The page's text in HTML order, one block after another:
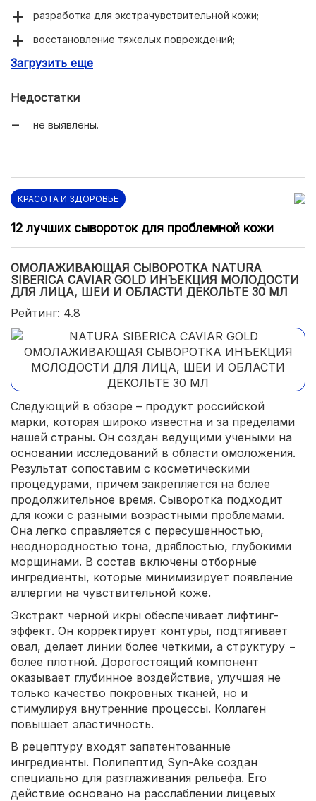
разработка для экстрачувствительной кожи;
восстановление тяжелых повреждений;
стимуляция процессов самоомоложения.
Загрузить еще
Недостатки
не выявлены.
КРАСОТА И ЗДОРОВЬЕ
12 лучших сывороток для проблемной кожи
ОМОЛАЖИВАЮЩАЯ СЫВОРОТКА NATURA
SIBERICA CAVIAR GOLD ИНЪЕКЦИЯ МОЛОДОСТИ
ДЛЯ ЛИЦА, ШЕИ И ОБЛАСТИ ДЕКОЛЬТЕ 30 МЛ
Рейтинг: 4.8
Следующий в обзоре – продукт российской
марки, которая широко известна и за пределами
нашей страны. Он создан ведущими учеными на
основании исследований в области омоложения.
Результат сопоставим с косметическими
процедурами, причем закрепляется на более
продолжительное время. Сыворотка подходит
для кожи с разными возрастными проблемами.
Она легко справляется с пересушенностью,
неоднородностью тона, дряблостью, глубокими
морщинами. В состав включены отборные
ингредиенты, которые минимизирует появление
аллергии на чувствительной коже.
Экстракт черной икры обеспечивает лифтинг-
эффект. Он корректирует контуры, подтягивает
овал, делает линии более четкими, а структуру −
более плотной. Дорогостоящий компонент
оказывает глубинное воздействие, улучшая не
только качество покровных тканей, но и
стимулируя внутренние процессы. Коллаген
повышает эластичность.
В рецептуру входят запатентованные
ингредиенты. Полипептид Syn-Ake создан
специально для разглаживания рельефа. Его
действие основано на расслаблении лицевых